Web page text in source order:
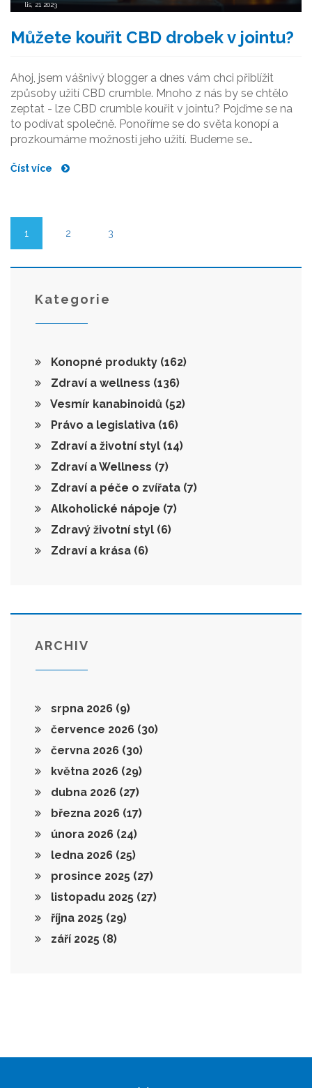
lis, 21 2023
Můžete kouřit CBD drobek v jointu?
Ahoj, jsem vášnivý blogger a dnes vám chci přiblížit
způsoby užití CBD crumble. Mnoho z nás by se chtělo
zeptat - lze CBD crumble kouřit v jointu? Pojďme se na
to podívat společně. Ponoříme se do světa konopí a
prozkoumáme možnosti jeho užití. Budeme se
případně může změnit náš život.
Číst více
1 2 3
Kategorie
Konopné produkty (162)
Zdraví a wellness (136)
Vesmír kanabinoidů (52)
Právo a legislativa (16)
Zdraví a životní styl (14)
Zdraví a Wellness (7)
Zdraví a péče o zvířata (7)
Alkoholické nápoje (7)
Zdravý životní styl (6)
Zdraví a krása (6)
ARCHIV
srpna 2026 (9)
července 2026 (30)
června 2026 (30)
května 2026 (29)
dubna 2026 (27)
března 2026 (17)
února 2026 (24)
ledna 2026 (25)
prosince 2025 (27)
listopadu 2025 (27)
října 2025 (29)
září 2025 (8)